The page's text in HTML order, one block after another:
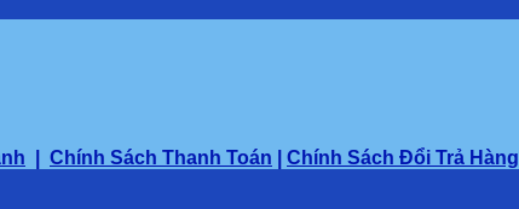
Chính Sách Thanh Toán Chính Sách Đổi Trả Hàng